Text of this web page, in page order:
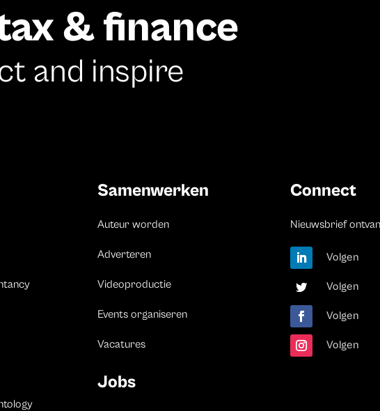
& finance
and inspire
Samenwerken
Auteur worden
Adverteren
Videoproductie
Events organiseren
Vacatures
Jobs
Connect
Nieuwsbrief
Volgen
Volgen
Volgen
Volgen